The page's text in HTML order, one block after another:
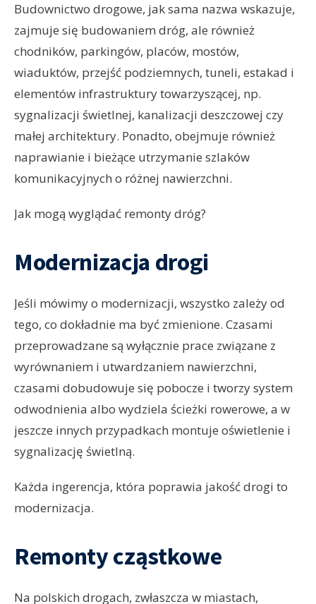
Budownictwo drogowe, jak sama nazwa wskazuje,
zajmuje się budowaniem dróg, ale również
chodników, parkingów, placów, mostów,
wiaduktów, przejść podziemnych, tuneli, estakad i
elementów infrastruktury towarzyszącej, np.
sygnalizacji świetlnej, kanalizacji deszczowej czy
małej architektury. Ponadto, obejmuje również
naprawianie i bieżące utrzymanie szlaków
komunikacyjnych o różnej nawierzchni.
Jak mogą wyglądać remonty dróg?
Modernizacja drogi
Jeśli mówimy o modernizacji, wszystko zależy od
tego, co dokładnie ma być zmienione. Czasami
przeprowadzane są wyłącznie prace związane z
wyrównaniem i utwardzaniem nawierzchni,
czasami dobudowuje się pobocze i tworzy system
odwodnienia albo wydziela ścieżki rowerowe, a w
jeszcze innych przypadkach montuje oświetlenie i
sygnalizację świetlną.
Każda ingerencja, która poprawia jakość drogi to
modernizacja.
Remonty cząstkowe
Na polskich drogach, zwłaszcza w miastach,